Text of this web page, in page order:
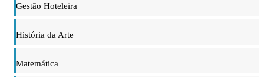
Gestão Hoteleira
História da Arte
Matemática